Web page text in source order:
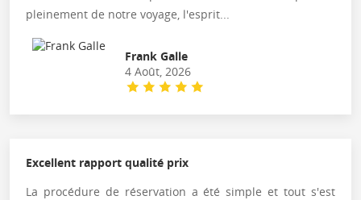
pleinement de notre voyage, l'esprit...
Frank Galle
4 Août, 2026
Excellent rapport qualité prix
La procédure de réservation a été simple et tout s'est